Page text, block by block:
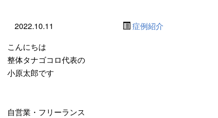
2022.10.11
症例紹介
こんにちは
整体タナゴコロ代表の
小原太郎です
自営業・フリーランス